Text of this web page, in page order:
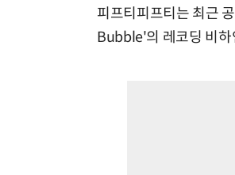
피프티피프티는 최근
Bubble'의 레코딩 비하